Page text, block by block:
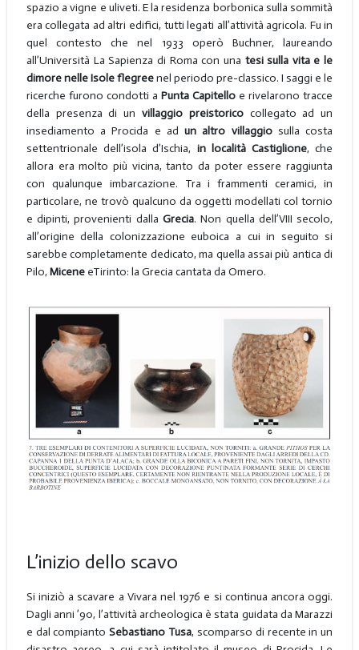
spazio a vigne e uliveti. E la residenza borbonica sulla sommità
era collegata ad altri edifici, tutti legati all’attività agricola. Fu in
quel contesto che nel 1933 operò Buchner, laureando
all’Università La Sapienza di Roma con una tesi sulla vita e le
dimore nelle Isole flegreenel periodo pre-classico. I saggi e le
ricerche furono condotti a Punta Capitello e rivelarono tracce
della presenza di un villaggio preistoricocollegato ad un
insediamento a Procida e adun altro villaggiosulla costa
settentrionale dell’isola d’Ischia, in località Castiglione, che
allora era molto più vicina, tanto da poter essere raggiunta
con qualunque imbarcazione. Tra i frammenti ceramici, in
particolare, ne trovò qualcuno da oggetti modellati col tornio
e dipinti, provenienti dalla Grecia. Non quella dell’VIII secolo,
all’origine della colonizzazione euboica a cui in seguito si
sarebbe completamente dedicato, ma quella assai più antica di
Pilo, MiceneeTirinto: la Grecia cantata da Omero.
L’inizio dello scavo
Si iniziò a scavare a Vivara nel 1976 e si continua ancora oggi.
Dagli anni ’90, l’attività archeologica è stata guidata da Marazzi
e dal compiantoSebastiano Tusa, scomparso di recente in un